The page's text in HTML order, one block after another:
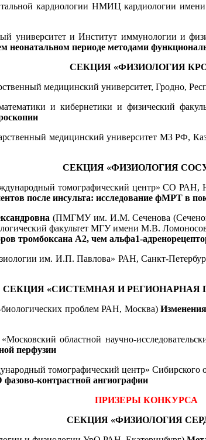
кардиологии НМИЦ кардиологии
университет и Институт иммунологии и
неонатальном периоде методами
СЕКЦИЯ «ФИЗИОЛОГИЯ
медицинский университет, Гродно,
и кибернетики и физический
медицинский университет МЗ РФ,
СЕКЦИЯ «ФИЗИОЛОГИЯ
томографический центр» СО РАН,
после инсульта: исследование фМРТ в
(ПМГМУ им. И.М. Сеченова
факультет МГУ имени М.В.
тромбоксана А2, чем альфа1-
им. И.П. Павлова» РАН, Санкт-
СЕКЦИЯ «СИСТЕМНАЯ И РЕГИОНАРНАЯ
проблем РАН, Москва)
областной научно-
перфузии
томографический центр» Сибирского
контрастной ангиографии
ПРИЗЕРЫ КОНКУРСА
СЕКЦИЯ «ФИЗИОЛОГИЯ